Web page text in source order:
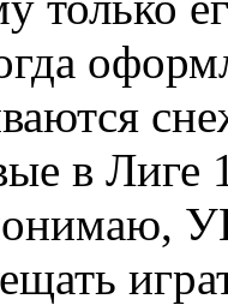
в Лиге